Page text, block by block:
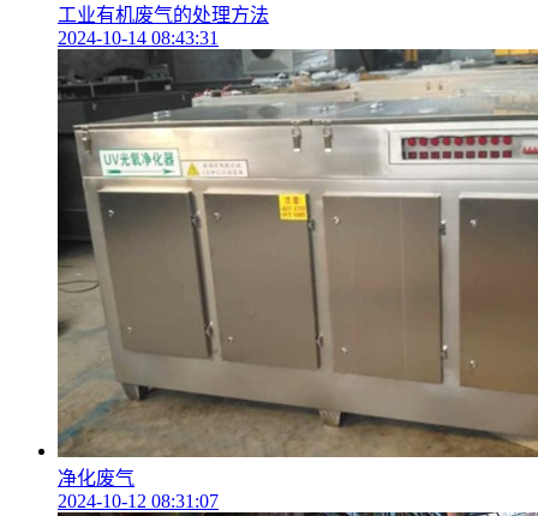
工业有机废气的处理方法
2024-10-14 08:43:31
净化废气
2024-10-12 08:31:07